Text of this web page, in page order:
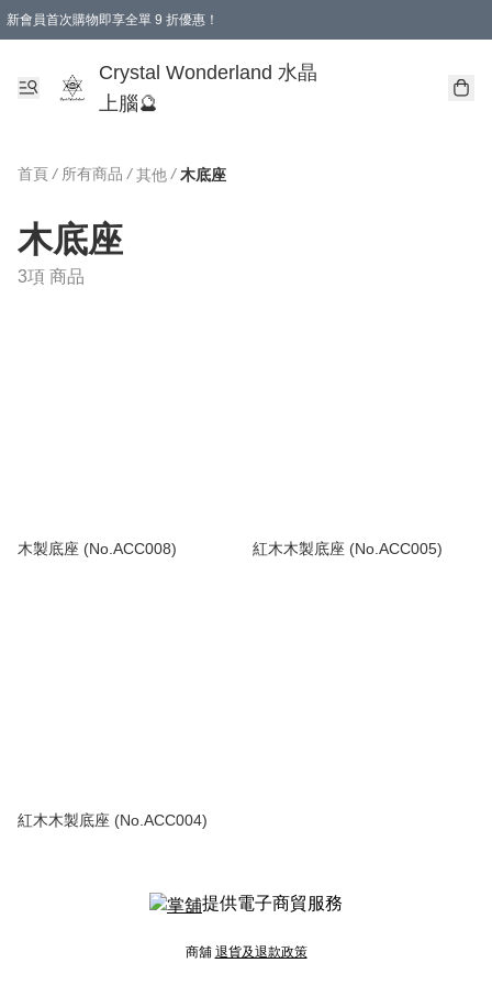
新會員首次購物即享全單 9 折優惠！
Crystal Wonderland 水晶
上腦🔮
首頁 / 所有商品 / 其他 / 木底座
木底座
3項 商品
木製底座 (No.ACC008) 紅木木製底座 (No.ACC005)
紅木木製底座 (No.ACC004)
提供電子商貿服務
商舖 退貨及退款政策